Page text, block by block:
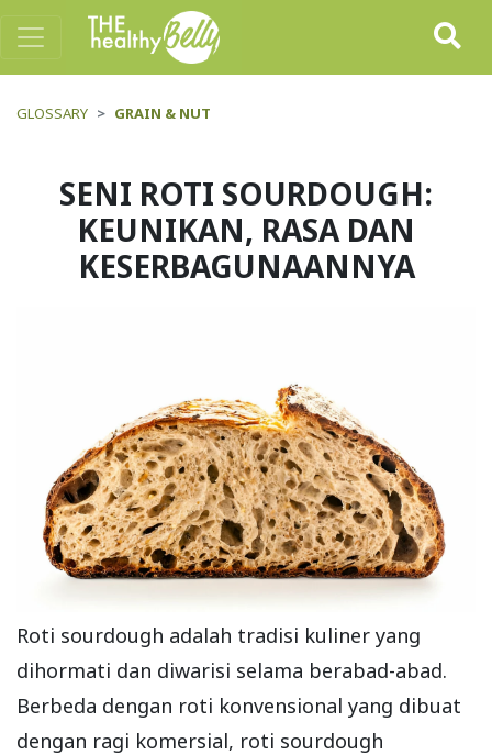
GLOSSARY GRAIN & NUT
SENI ROTI SOURDOUGH:
KEUNIKAN, RASA DAN
KESERBAGUNAANNYA
Roti sourdough adalah tradisi kuliner yang
dihormati dan diwarisi selama berabad-abad.
Berbeda dengan roti konvensional yang dibuat
dengan ragi komersial, roti sourdough